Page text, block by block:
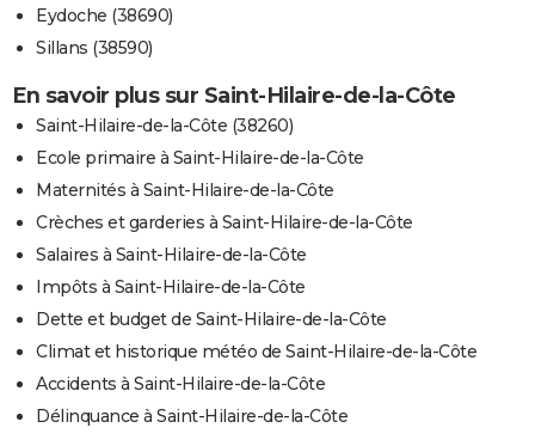
Eydoche (38690)
Sillans (38590)
En savoir plus sur Saint-Hilaire-de-la-Côte
Saint-Hilaire-de-la-Côte (38260)
Ecole primaire à Saint-Hilaire-de-la-Côte
Maternités à Saint-Hilaire-de-la-Côte
Crèches et garderies à Saint-Hilaire-de-la-Côte
Salaires à Saint-Hilaire-de-la-Côte
Impôts à Saint-Hilaire-de-la-Côte
Dette et budget de Saint-Hilaire-de-la-Côte
Climat et historique météo de Saint-Hilaire-de-la-Côte
Accidents à Saint-Hilaire-de-la-Côte
Délinquance à Saint-Hilaire-de-la-Côte